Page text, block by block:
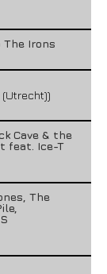
The Irons
Cave & the
feat. Ice-T
The